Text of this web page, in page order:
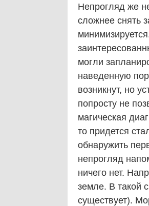
Непрогляд же
сложнее снять
могли
наведенную
возникнут, но
попросту не
магическая
то придется
обнаружить
непрогляд
ничего нет.
земле. В такой
существует).